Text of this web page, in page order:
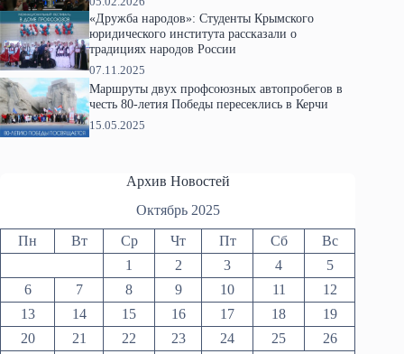
«Дружба народов»: Студенты Крымского
юридического института рассказали о
традициях народов России
07.11.2025
Маршруты двух профсоюзных автопробегов в
честь 80-летия Победы пересеклись в Керчи
15.05.2025
Архив Новостей
Октябрь 2025
Пн Вт Ср Чт Пт Сб
Вс
1
2 3 4
5
6
7 8 9 10 11
12
13
14 15 16 17 18
19
20
21 22 23 24 25
26